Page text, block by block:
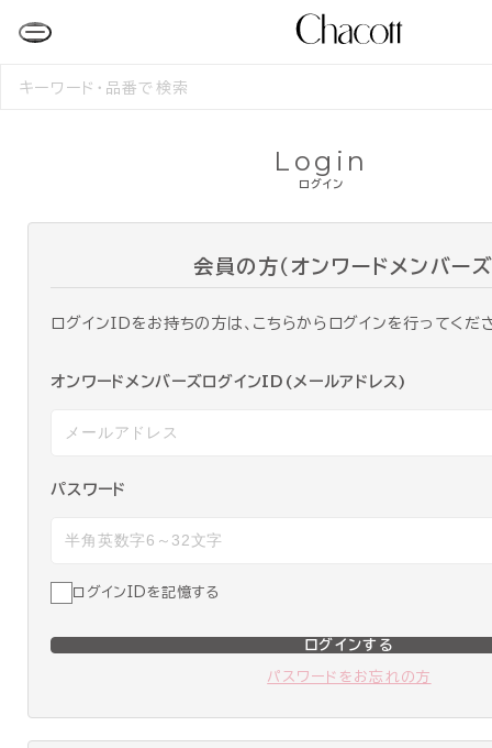
検
ログイン
Login
会員の方（オンワードメンバーズ
ログインIDをお持ちの方は、こちらからログインを行ってくだ
オンワードメンバーズログインID(メールアドレス)
パスワード
ログインIDを記憶する
ログインする
パスワードをお忘れの方